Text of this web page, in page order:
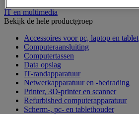
IT en multimedia
Bekijk de hele productgroep
Accessoires voor pc, laptop en tablet
Computeraansluiting
Computertassen
Data opslag
IT-randapparatuur
Netwerkapparatuur en -bedrading
Printer, 3D-printer en scanner
Refurbished computerapparatuur
Scherm-, pc- en tablethouder